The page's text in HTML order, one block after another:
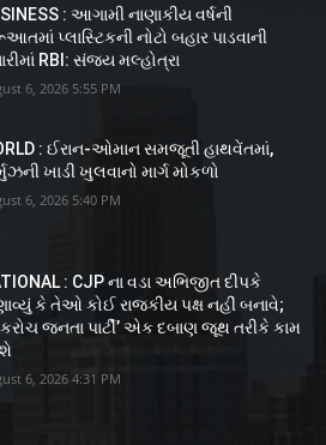
: આગામી નાણાકીય વર્ષની
પ્લાસ્ટિકની નોટો બહાર પાડવાની
RBI: સંજય મલ્હોત્રા
6, 2026 5:55 PM
: ઈરાન-ઓમાન સમજૂતી હાથવેંતમાં,
ખાડી ખુલવાનો માર્ગ મોકળો
6, 2026 5:40 PM
: CJP ના વડા અભિજીત દીપકે
કે તેઓ કોઈ રાજકીય પક્ષ નહીં બનાવે;
જનતા પાર્ટી’ એક દબાણ જૂથ તરીકે કામ
6, 2026 4:31 PM